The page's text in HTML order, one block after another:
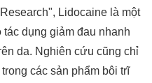
Lidocaine là một
tác dụng giảm đau nhanh
da. Nghiên cứu cũng chỉ
các sản phẩm bôi trĩ